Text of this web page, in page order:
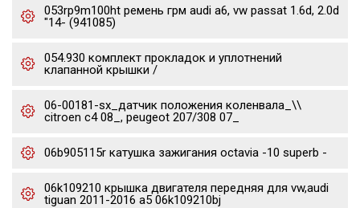
053rp9m100ht ремень грм audi a6, vw passat 1.6d, 2.0d
"14- (941085)
054.930 комплект прокладок и уплотнений
клапанной крышки /
06-00181-sx_датчик положения коленвала_\\
citroen c4 08_, peugeot 207/308 07_
06b905115r катушка зажигания octavia -10 superb -
06k109210 крышка двигателя передняя для vw,audi
tiguan 2011-2016 a5 06k109210bj